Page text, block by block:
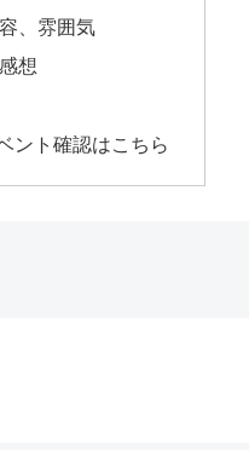
、雰囲気
想
ント確認はこちら